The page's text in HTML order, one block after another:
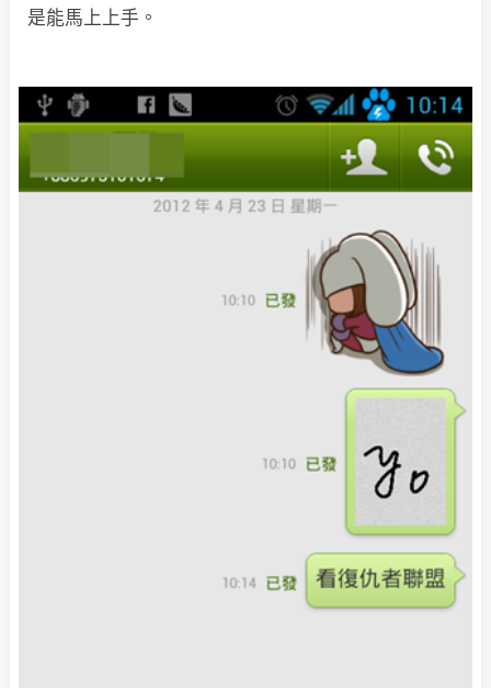
是能馬上上手。